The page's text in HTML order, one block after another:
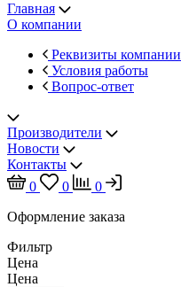
Главная
О компании
Реквизиты компании
Условия работы
Вопрос-ответ
Производители
Новости
Контакты
0
0
0
Оформление заказа
Фильтр
Цена
Цена